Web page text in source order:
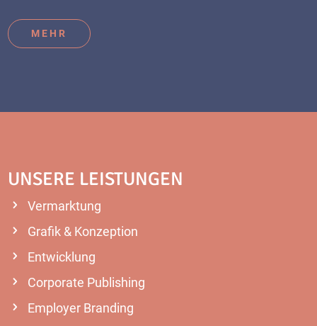
MEHR
UNSERE LEISTUNGEN
Vermarktung
Grafik & Konzeption
Entwicklung
Corporate Publishing
Employer Branding